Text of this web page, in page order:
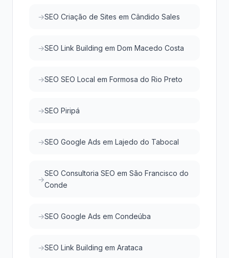
SEO Criação de Sites em Cândido Sales
SEO Link Building em Dom Macedo Costa
SEO SEO Local em Formosa do Rio Preto
SEO Piripá
SEO Google Ads em Lajedo do Tabocal
SEO Consultoria SEO em São Francisco do
Conde
SEO Google Ads em Condeúba
SEO Link Building em Arataca